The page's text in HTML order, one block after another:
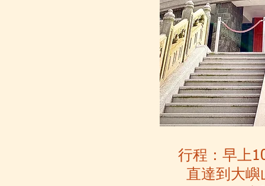
行程：早上
直達到大嶼